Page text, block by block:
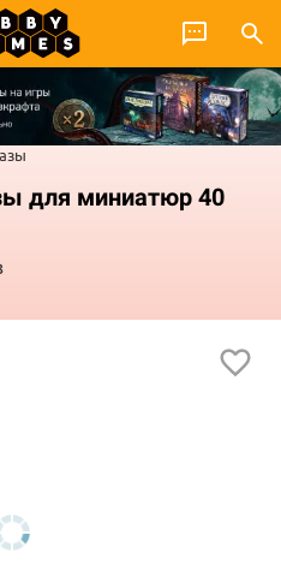
для миниатюр 40